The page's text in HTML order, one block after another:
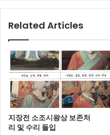
Related Articles
지장전 소조시왕상 보존처
리 및 수리 돌입